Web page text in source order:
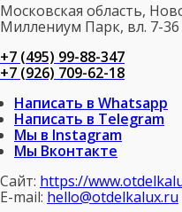
Московская область,
Миллениум Парк, вл. 7-36
+7 (495) 99-88-347
+7 (926) 709-62-18
Написать в Whatsapp
Написать в Telegram
Мы в Instagram
Мы Вконтакте
Сайт: https://
E-mail: hello@otdelkalux.ru